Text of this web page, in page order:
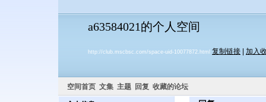
a63584021的个人空间
http://club.mscbsc.com/space-uid-10077872.html 复制链接 加入
空间首页 文集 主题 回复 收藏的论坛